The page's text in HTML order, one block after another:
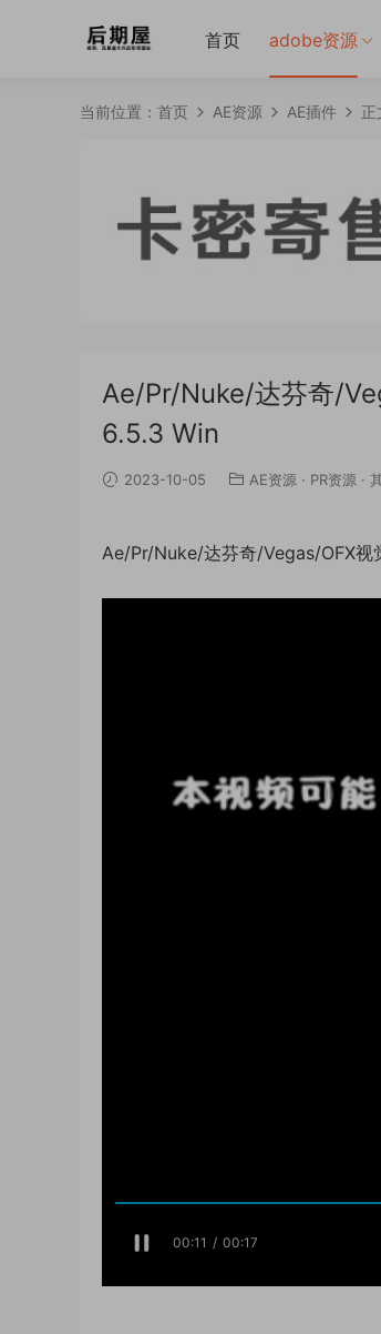
首页 adobe资源
当前位置： 首页 AE资源 AE插件 正
Ae/Pr/Nuke/达芬奇/
6.5.3 Win
2023-10-05 AE资源 · PR资源 ·
Ae/Pr/Nuke/达芬奇/Vegas/OFX视